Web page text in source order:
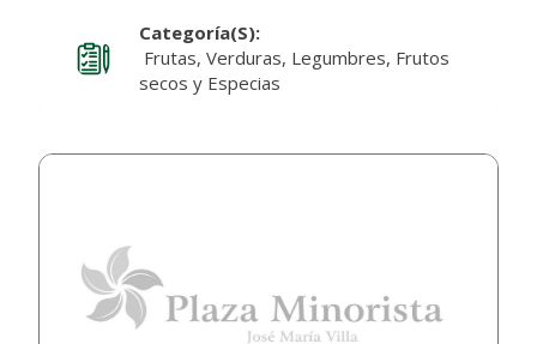
Categoría(s):
Frutas, Verduras, Legumbres, Frutos
secos y Especias